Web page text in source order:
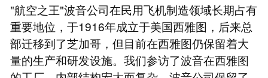
"航空之王"波音公司在民用飞机制造领域长期占有
重要地位，于1916年成立于美国西雅图，后来总
部迁移到了芝加哥，但目前在西雅图仍保留着大
量的生产和研发设施。我们参访了波音在西雅图